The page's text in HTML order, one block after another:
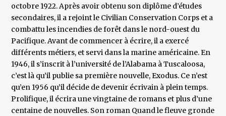
octobre 1922. Après avoir obtenu son diplôme d’études
secondaires, il a rejoint le Civilian Conservation Corps et a
combattu les incendies de forêt dans le nord-ouest du
Pacifique. Avant de commencer à écrire, il a exercé
différents métiers, et servi dans la marine américaine. En
1946, il s’inscrit à l’université de l’Alabama à Tuscaloosa,
c’est là qu’il publie sa première nouvelle, Exodus. Ce n’est
qu’en 1956 qu’il décide de devenir écrivain à plein temps.
Prolifique, il écrira une vingtaine de romans et plus d’une
centaine de nouvelles. Son roman Quand le fleuve gronde